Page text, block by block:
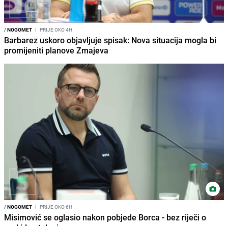
/NOGOMET I PRIJE OKO 4H
Barbarez uskoro objavljuje spisak: Nova situacija mogla bi
promijeniti planove Zmajeva
/NOGOMET I PRIJE OKO 6H
Misimović se oglasio nakon pobjede Borca - bez riječi o